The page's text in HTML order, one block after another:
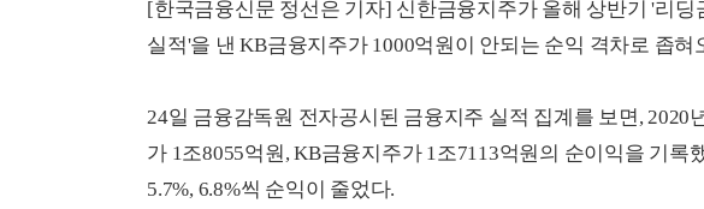
[한국금융신문 정선은 기자] 신한금융지주가 올해 상반기 '리
실적'을 낸 KB금융지주가 1000억원이 안되는 순익 격차로 좁혀
24일 금융감독원 전자공시된 금융지주 실적 집계를 보면, 2020
가 1조8055억원, KB금융지주가 1조7113억원의 순이익을 기록
5.7%, 6.8%씩 순익이 줄었다.